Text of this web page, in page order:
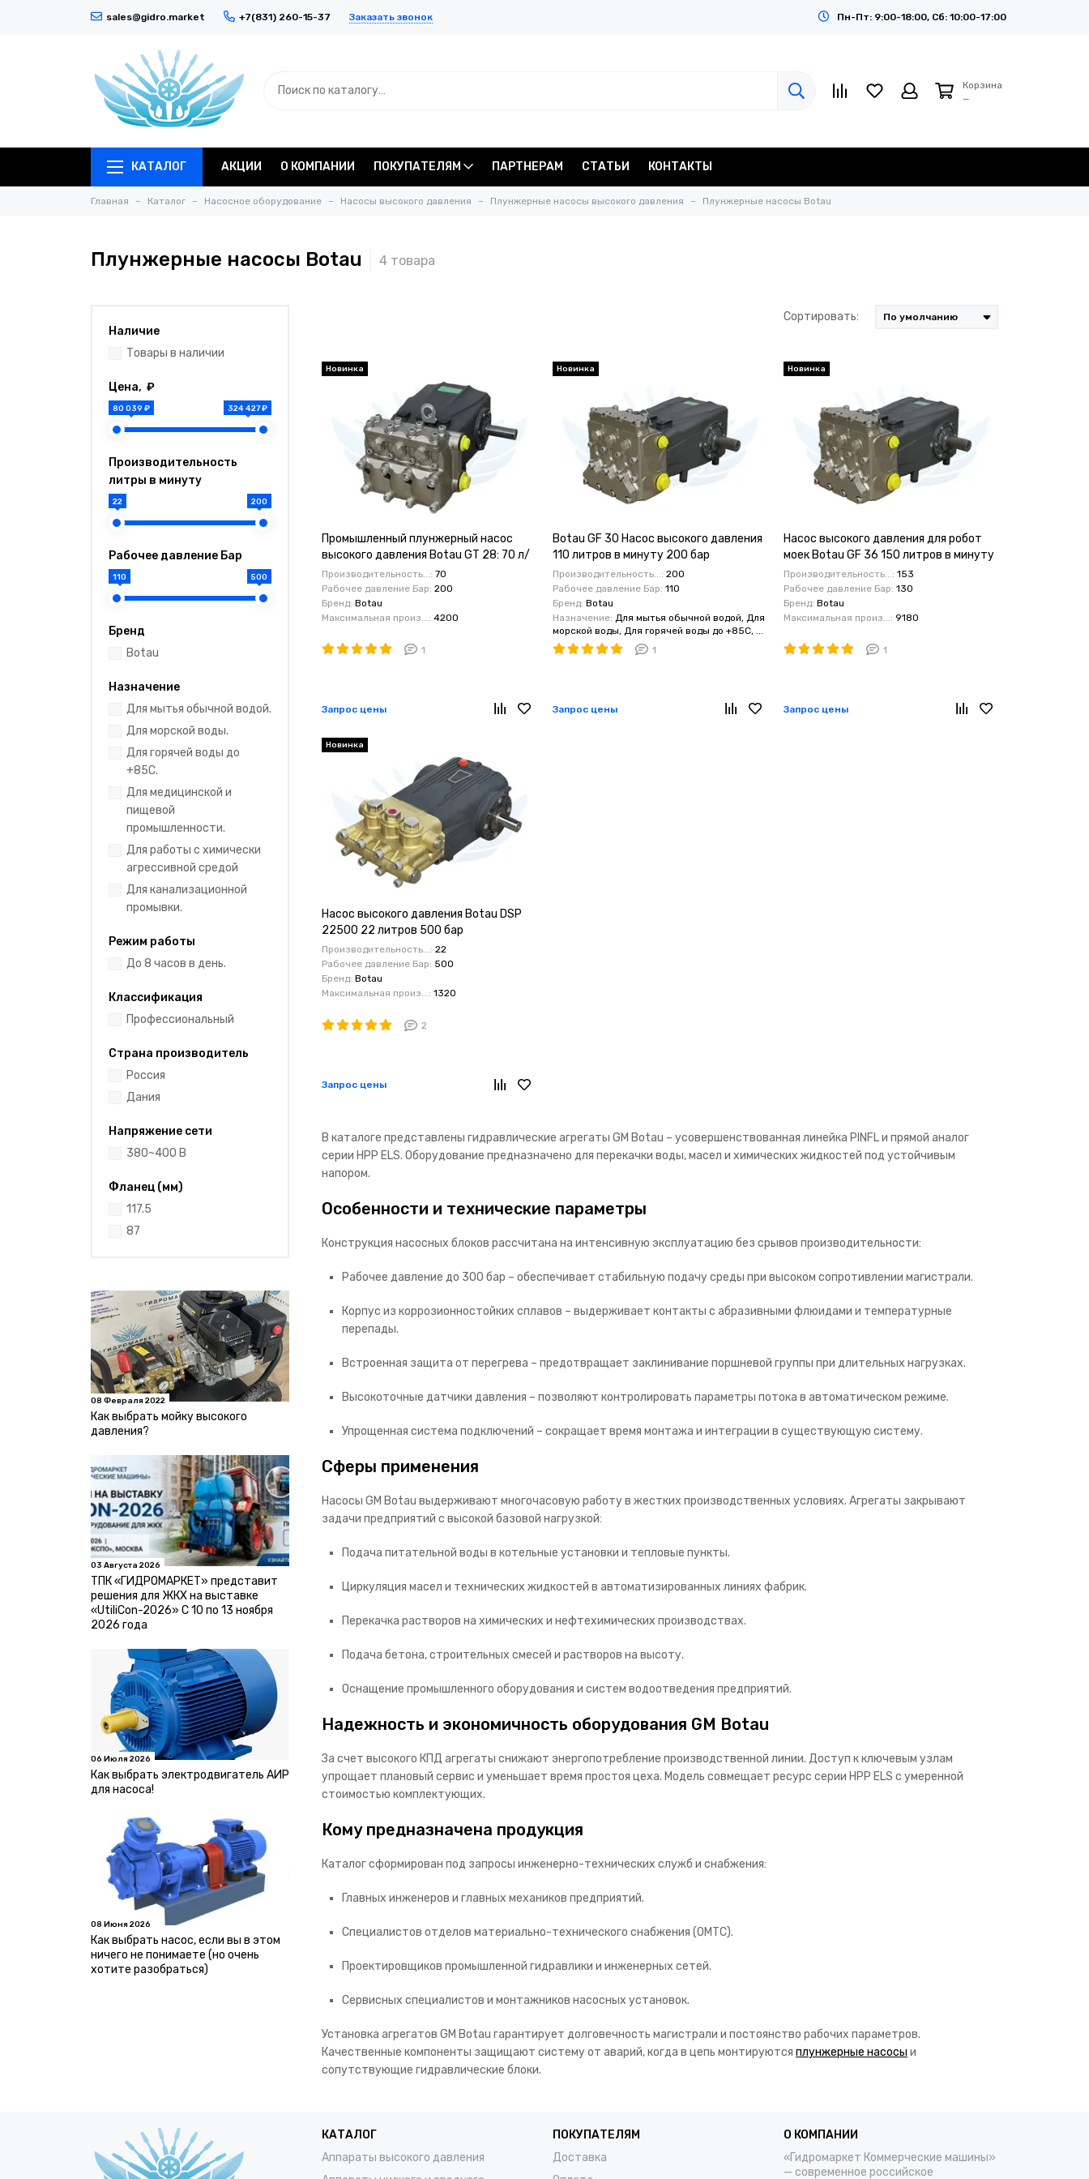
sales@gidro.market +7(831) 260-15-37 Заказать звонок Пн-Пт: 9:00-18:00, Сб: 10:00-17:00
Корзина
…
КАТАЛОГ АКЦИИ О КОМПАНИИ ПОКУПАТЕЛЯМ ПАРТНЕРАМ СТАТЬИ КОНТАКТЫ
Главная Каталог Насосное оборудование Насосы высокого давления Плунжерные насосы высокого давления Плунжерные насосы Botau
Плунжерные насосы Botau
Наличие
Товары в наличии
Цена, ₽
80 039 ₽ 324 427 ₽
Производительность
литры в минуту
22 200
Рабочее давление Бар
110 500
Бренд
Botau
Назначение
Для мытья обычной водой.
Для морской воды.
Для горячей воды до
+85C.
Для медицинской и
пищевой
промышленности.
Для работы с химически
агрессивной средой
Для канализационной
промывки.
Режим работы
До 8 часов в день.
Классификация
Профессиональный
Страна производитель
Россия
Дания
Напряжение сети
380~400 В
Фланец (мм)
117.5
87
08 Февраля 2022
Как выбрать мойку высокого
давления?
03 Августа 2026
ТПК «ГИДРОМАРКЕТ» представит
решения для ЖКХ на выставке
«UtiliCon-2026» С 10 по 13 ноября
2026 года
06 Июля 2026
Как выбрать электродвигатель АИР
для насоса!
08 Июня 2026
Как выбрать насос, если вы в этом
ничего не понимаете (но очень
хотите разобраться)
Сортировать:
Новинка
Промышленный плунжерный насос
высокого давления Botau GT 28: 70 л/
мин, 200 бар, 1450 об/мин
Производительность...: 70
Рабочее давление Бар: 200
Бренд: Botau
Максимальная произ...: 4200
1
Запрос цены
Новинка
Botau GF 30 Насос высокого давления
110 литров в минуту 200 бар
Производительность...: 200
Рабочее давление Бар: 110
Бренд: Botau
Назначение: Для мытья обычной водой, Для
морской воды, Для горячей воды до +85C, ...
1
Запрос цены
Новинка
Насос высокого давления для робот
моек Botau GF 36 150 литров в минуту
130 бар
Производительность...: 153
Рабочее давление Бар: 130
Бренд: Botau
Максимальная произ...: 9180
1
Запрос цены
Новинка
Насос высокого давления Botau DSP
22500 22 литров 500 бар
Производительность...: 22
Рабочее давление Бар: 500
Бренд: Botau
Максимальная произ...: 1320
2
Запрос цены
В каталоге представлены гидравлические агрегаты GM Botau – усовершенствованная линейка PINFL и прямой аналог
серии HPP ELS. Оборудование предназначено для перекачки воды, масел и химических жидкостей под устойчивым
напором.
Особенности и технические параметры
Конструкция насосных блоков рассчитана на интенсивную эксплуатацию без срывов производительности:
Рабочее давление до 300 бар – обеспечивает стабильную подачу среды при высоком сопротивлении магистрали.
Корпус из коррозионностойких сплавов – выдерживает контакты с абразивными флюидами и температурные
перепады.
Встроенная защита от перегрева – предотвращает заклинивание поршневой группы при длительных нагрузках.
Высокоточные датчики давления – позволяют контролировать параметры потока в автоматическом режиме.
Упрощенная система подключений – сокращает время монтажа и интеграции в существующую систему.
Сферы применения
Насосы GM Botau выдерживают многочасовую работу в жестких производственных условиях. Агрегаты закрывают
задачи предприятий с высокой базовой нагрузкой:
Подача питательной воды в котельные установки и тепловые пункты.
Циркуляция масел и технических жидкостей в автоматизированных линиях фабрик.
Перекачка растворов на химических и нефтехимических производствах.
Подача бетона, строительных смесей и растворов на высоту.
Оснащение промышленного оборудования и систем водоотведения предприятий.
Надежность и экономичность оборудования GM Botau
За счет высокого КПД агрегаты снижают энергопотребление производственной линии. Доступ к ключевым узлам
упрощает плановый сервис и уменьшает время простоя цеха. Модель совмещает ресурс серии HPP ELS с умеренной
стоимостью комплектующих.
Кому предназначена продукция
Каталог сформирован под запросы инженерно-технических служб и снабжения:
Главных инженеров и главных механиков предприятий.
Специалистов отделов материально-технического снабжения (ОМТС).
Проектировщиков промышленной гидравлики и инженерных сетей.
Сервисных специалистов и монтажников насосных установок.
Установка агрегатов GM Botau гарантирует долговечность магистрали и постоянство рабочих параметров.
Качественные компоненты защищают систему от аварий, когда в цепь монтируются плунжерные насосы и
сопутствующие гидравлические блоки.
КАТАЛОГ
Аппараты высокого давления
ПОКУПАТЕЛЯМ
Доставка
О КОМПАНИИ
«Гидромаркет Коммерческие машины»
— современное российское